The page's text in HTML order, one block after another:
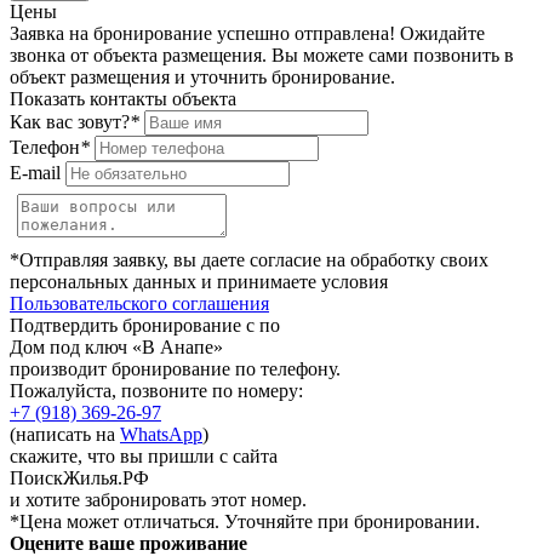
Цены
Заявка на бронирование успешно отправлена! Ожидайте
звонка от объекта размещения. Вы можете сами позвонить в
объект размещения и уточнить бронирование.
Показать контакты объекта
Как вас зовут?*
Телефон*
E-mail
*Отправляя заявку, вы даете согласие на обработку своих
персональных данных и принимаете условия
Пользовательского соглашения
Подтвердить бронирование с по
Дом под ключ «В Анапе»
производит бронирование по телефону.
Пожалуйста, позвоните по номеру:
+7 (918) 369-26-97
(написать на WhatsApp)
скажите, что вы пришли с сайта
ПоискЖилья.РФ
и хотите забронировать этот номер.
*Цена может отличаться. Уточняйте при бронировании.
Оцените ваше проживание